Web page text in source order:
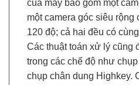
của máy bao gồm một
một camera góc siêu
120 độ; cả hai đều có
Các thuật toán xử lý cũng
trong các chế độ như
chụp chân dung Highkey.